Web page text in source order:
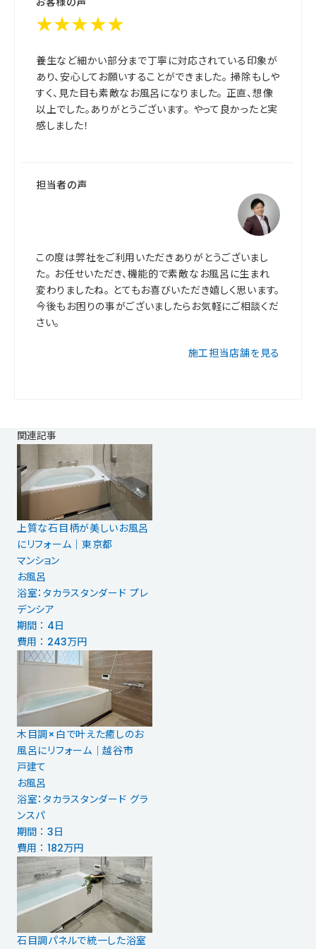
★★★★★
養生など細かい部分まで丁寧に対応されている印象が
あり、安心してお願いすることができました。 掃除もしや
すく、見た目も素敵なお風呂になりました。 正直、想像
以上でした。ありがとうございます。 やって良かったと実
感しました！
担当者の声
この度は弊社をご利用いただきありがとうございまし
た。 お任せいただき、機能的で素敵なお風呂に生まれ
変わりましたね。 とてもお喜びいただき嬉しく思います。
今後もお困りの事がございましたらお気軽にご相談くだ
さい。
施工担当店舗を見る
関連記事
上質な石目柄が美しいお風呂
にリフォーム｜東京都
マンション
お風呂
浴室：タカラスタンダード プレ
デンシア
期間 ： 4日
費用 ： 243万円
木目調×白で叶えた癒しのお
風呂にリフォーム｜越谷市
戸建て
お風呂
浴室：タカラスタンダード グラ
ンスパ
期間 ： 3日
費用 ： 182万円
石目調パネルで統一した浴室